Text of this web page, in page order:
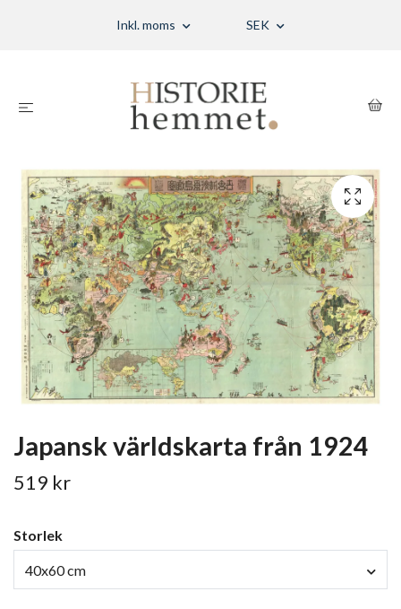
Inkl. moms SEK
Japansk världskarta från 1924
519 kr
Storlek
40x60 cm